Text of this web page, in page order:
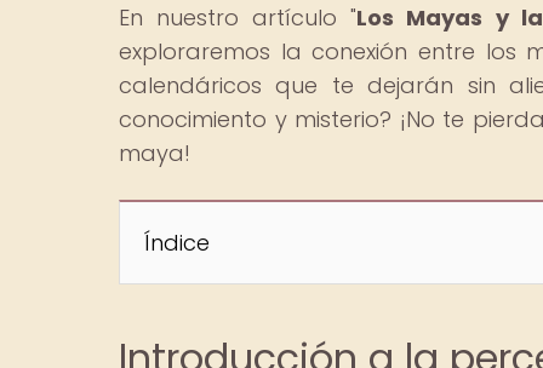
En nuestro artículo "Los Mayas y
exploraremos la conexión entre los
calendáricos que te dejarán sin
conocimiento y misterio? ¡No te
maya!
Índice